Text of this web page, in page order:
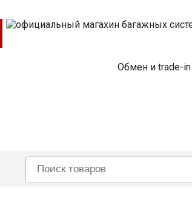
Обмен и trade-in